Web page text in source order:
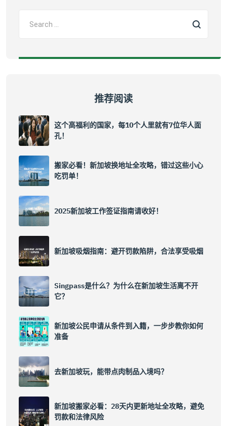
推荐阅读
这个高福利的国家，每10个人里就有7位华人面
孔！
搬家必看！新加坡换地址全攻略，错过这些小心
吃罚单！
2025新加坡工作签证指南请收好！
新加坡吸烟指南：避开罚款陷阱，合法享受吸烟
Singpass是什么？为什么在新加坡生活离不开
它？
新加坡公民申请从条件到入籍，一步步教你如何
准备
去新加坡玩，能带点肉制品入境吗？
新加坡搬家必看：28天内更新地址全攻略，避免
罚款和法律风险